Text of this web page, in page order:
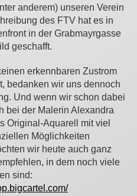
anderem) unseren Verein
des FTV hat es in
in der Grabmayrgasse
geschafft.
erkennbaren Zustrom
bedanken wir uns dennoch
Und wenn wir schon dabei
bei der Malerin Alexandra
Original-Aquarell mit viel
Möglichkeiten
wir heute auch ganz
in dem noch viele
sind: